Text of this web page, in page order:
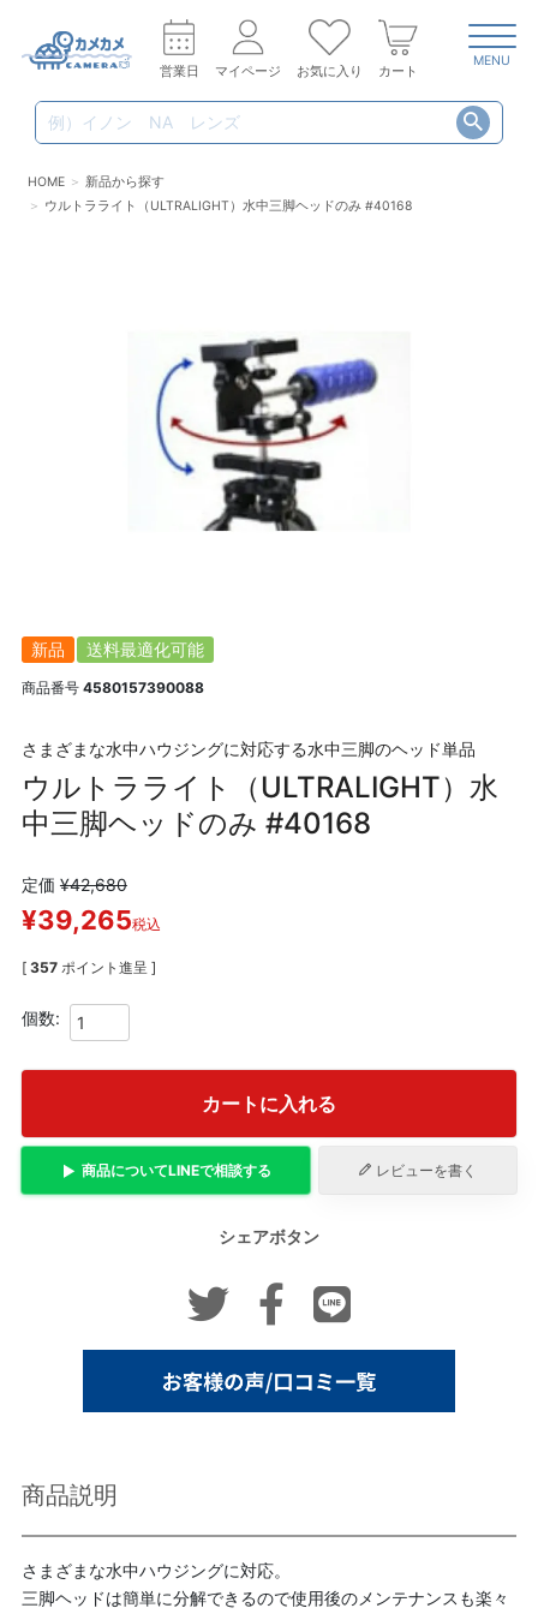
営業日 マイページ お気に入り カート
MENU
HOME
新品から探す
ウルトラライト（ULTRALIGHT）水中三脚ヘッドのみ #40168
新品 送料最適化可能
商品番号 4580157390088
さまざまな水中ハウジングに対応する水中三脚のヘッド単品
ウルトラライト（ULTRALIGHT）水
中三脚ヘッドのみ #40168
定価 ¥42,680
¥39,265税込
[ 357 ポイント進呈 ]
カートに入れる
商品についてLINEで相談する レビューを書く
シェアボタン
商品説明
さまざまな水中ハウジングに対応。
三脚ヘッドは簡単に分解できるので使用後のメンテナンスも楽々